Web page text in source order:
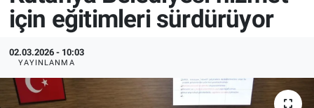
için eğitimleri sürdürüyor
02.03.2026 - 10:03
YAYINLANMA
Tüm Haberler
İletişim
Künye
Süper Lig Puan Durumu ve Fikstür
Tüm Manşetler
Son Dakika Haberleri